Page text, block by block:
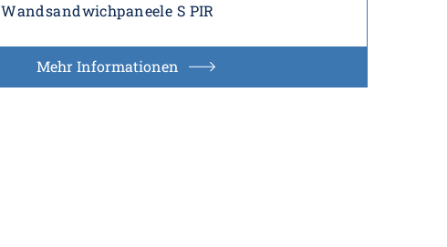
Wandsandwichpaneele S PIR
Mehr Informationen